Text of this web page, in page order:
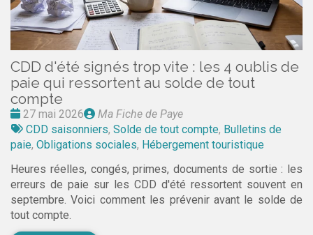
CDD d'été signés trop vite : les 4 oublis de
paie qui ressortent au solde de tout
compte
Date
:
27 mai 2026
Publié
par
Ma Fiche de Paye
Tags
:
CDD saisonniers, Solde de tout compte, Bulletins de
paie, Obligations sociales, Hébergement touristique
Heures réelles, congés, primes, documents de sortie : les
erreurs de paie sur les CDD d'été ressortent souvent en
septembre. Voici comment les prévenir avant le solde de
tout compte.